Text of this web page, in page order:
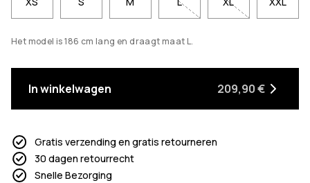
Het model is 186 cm lang en draagt maat L.
In winkelwagen 209,90 €
Gratis verzending en gratis retourneren
30 dagen retourrecht
Snelle Bezorging